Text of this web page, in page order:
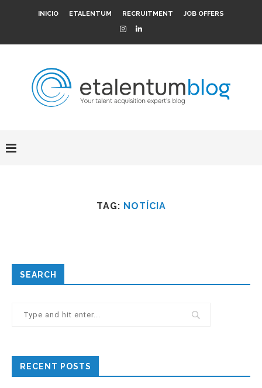
INICIO ETALENTUM RECRUITMENT JOB OFFERS
TAG: NOTÍCIA
SEARCH
RECENT POSTS